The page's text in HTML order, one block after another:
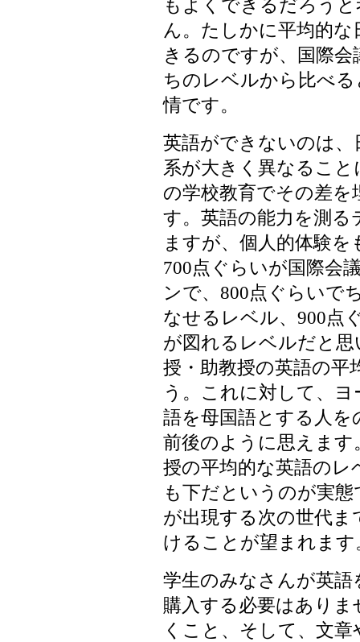
もよくできるだろう
ん。たしかに平均的
きるのですが、国際
ちのレベルから比べ
情です。
英語ができないのは、
系が大きく異なるこ
の学校教育でその差
す。英語の能力を測る
ますが、個人的体験
700点ぐらいが国際会
ンで、800点ぐらいで
なせるレベル、900点
が図れるレベルだと
授・助教授の英語の平
う。これに対して、
語を母国語とする人を
前後のように思えます
授の平均的な英語の
も下だというのが実
が出現する次の世代
けることが望まれます
学生のみなさんが英語
購入する必要はあり
くこと、そして、文